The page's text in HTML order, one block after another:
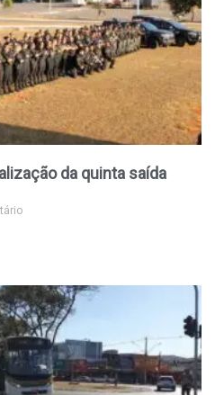
da quinta saída